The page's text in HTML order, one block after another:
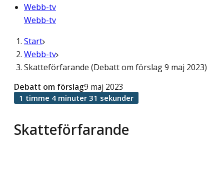
Webb-tv
Webb-tv
Start
Webb-tv
Skatteförfarande (Debatt om förslag 9 maj 2023)
Skatteförfarande
Debatt om förslag9 maj 2023
1 timme 4 minuter 31 sekunder